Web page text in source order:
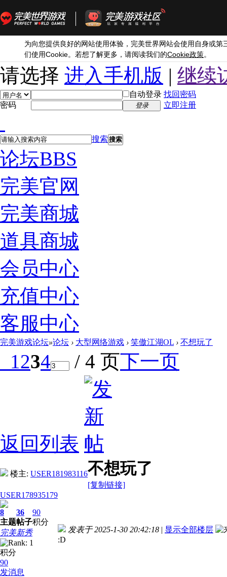
为向您提供良好的网站使用体验，完美世界网站会使用自身或第
们使用Cookie。若想了解更多，请阅读我们的Cookie政策。
请选择 进入手机版 | 继续
自动登录 找回密码
密码
登录 立即注册
搜索 搜索
论坛BBS
完美官网
完美商城
道具商城
会员中心
充值中心
客服中心
完美游戏论坛»论坛 › 大型网络游戏 › 笑傲江湖OL › 不想玩了
1234 / 4 页下一页
返回列表
楼主: USER181983116不想玩了
[复制链接]
USER178935179
8
主题
36
帖子
90
积分
完美新秀
积分
90
发消息
发表于 2025-1-30 20:42:18 | 显示全部楼层
:D